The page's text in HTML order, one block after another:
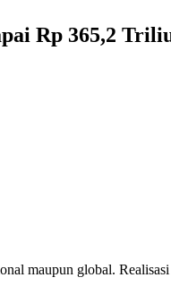
Rp 365,2
maupun global.